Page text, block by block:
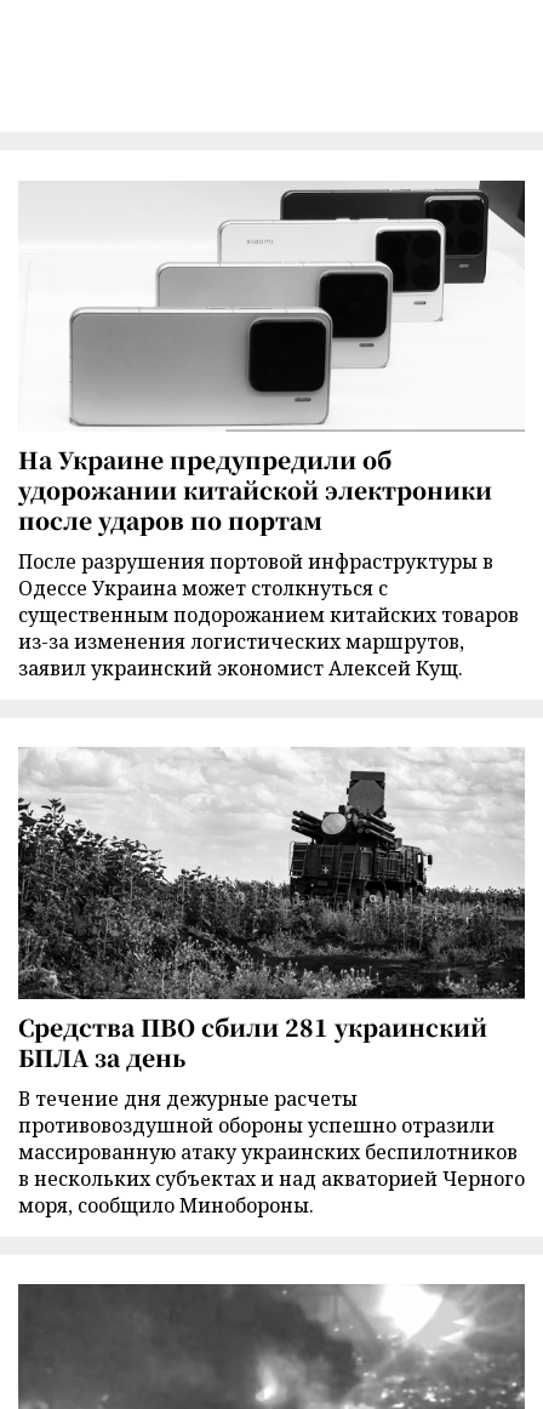
На Украине предупредили об
удорожании китайской электроники
после ударов по портам
После разрушения портовой инфраструктуры в
Одессе Украина может столкнуться с
существенным подорожанием китайских товаров
из-за изменения логистических маршрутов,
заявил украинский экономист Алексей Кущ.
Средства ПВО сбили 281 украинский
БПЛА за день
В течение дня дежурные расчеты
противовоздушной обороны успешно отразили
массированную атаку украинских беспилотников
в нескольких субъектах и над акваторией Черного
моря, сообщило Минобороны.